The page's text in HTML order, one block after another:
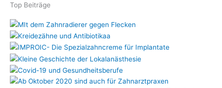
Top Beiträge